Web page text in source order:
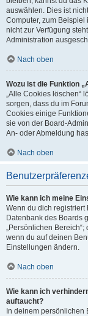
auswählen. Dies ist
Computer, zum Beispiel
nicht zur Verfügung
Administration
Nach oben
Wozu ist die Funktion
„Alle Cookies löschen“
sorgen, dass du im
Cookies einige
sie von der Board-
An- oder Abmeldung
Nach oben
Wie kann ich meine
Wenn du dich
Datenbank des Boards
„Persönlichen
wenn du auf deinen
Einstellungen ändern.
Nach oben
Wie kann ich
auftaucht?
In deinem